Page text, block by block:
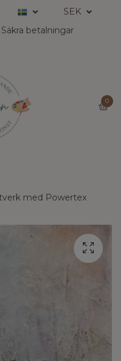
SEK
betalningar
0
med Powertex